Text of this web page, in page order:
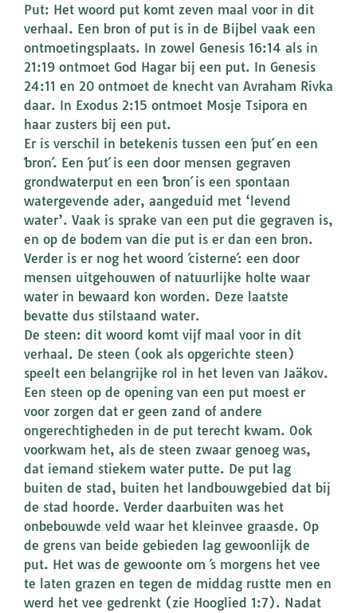
Put: Het woord put komt zeven maal voor in dit
verhaal. Een bron of put is in de Bijbel vaak een
ontmoetingsplaats. In zowel Genesis 16:14 als in
21:19 ontmoet God Hagar bij een put. In Genesis
24:11 en 20 ontmoet de knecht van Avraham Rivka
daar. In Exodus 2:15 ontmoet Mosje Tsipora en
haar zusters bij een put.
Er is verschil in betekenis tussen een ´put´ en een
´bron´. Een ´put´ is een door mensen gegraven
grondwaterput en een ´bron´ is een spontaan
watergevende ader, aangeduid met ‘levend
water’. Vaak is sprake van een put die gegraven is,
en op de bodem van die put is er dan een bron.
Verder is er nog het woord ´cisterne´: een door
mensen uitgehouwen of natuurlijke holte waar
water in bewaard kon worden. Deze laatste
bevatte dus stilstaand water.
De steen: dit woord komt vijf maal voor in dit
verhaal. De steen (ook als opgerichte steen)
speelt een belangrijke rol in het leven van Jaäkov.
Een steen op de opening van een put moest er
voor zorgen dat er geen zand of andere
ongerechtigheden in de put terecht kwam. Ook
voorkwam het, als de steen zwaar genoeg was,
dat iemand stiekem water putte. De put lag
buiten de stad, buiten het landbouwgebied dat bij
de stad hoorde. Verder daarbuiten was het
onbebouwde veld waar het kleinvee graasde. Op
de grens van beide gebieden lag gewoonlijk de
put. Het was de gewoonte om ´s morgens het vee
te laten grazen en tegen de middag rustte men en
werd het vee gedrenkt (zie Hooglied 1:7). Nadat